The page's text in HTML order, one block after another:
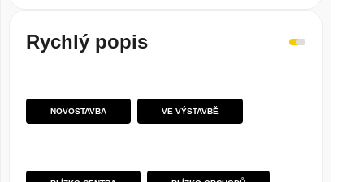
Rychlý popis
NOVOSTAVBA VE VÝSTAVBĚ